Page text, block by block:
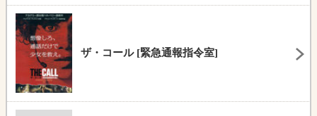
ザ・コール [緊急通報指令室]